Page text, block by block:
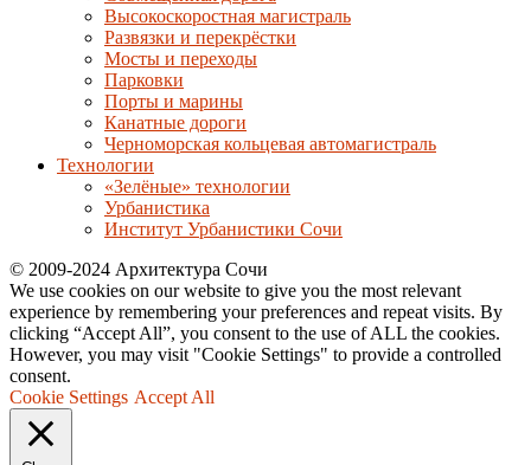
Высокоскоростная магистраль
Развязки и перекрёстки
Мосты и переходы
Парковки
Порты и марины
Канатные дороги
Черноморская кольцевая автомагистраль
Технологии
«Зелёные» технологии
Урбанистика
Институт Урбанистики Сочи
© 2009-2024 Архитектура Сочи
We use cookies on our website to give you the most relevant
experience by remembering your preferences and repeat visits. By
clicking “Accept All”, you consent to the use of ALL the cookies.
However, you may visit "Cookie Settings" to provide a controlled
consent.
Cookie Settings Accept All